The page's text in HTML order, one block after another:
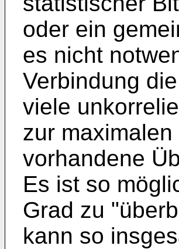
oder ein
es nicht
Verbindung
viele
zur
vorhandene
Es ist so
Grad zu
kann so